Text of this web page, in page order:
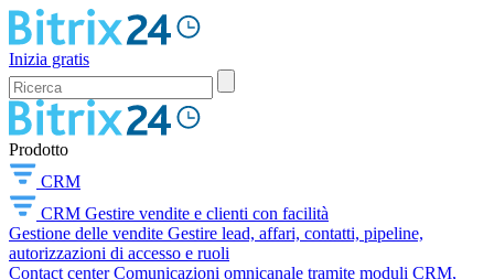
Inizia gratis
Prodotto
CRM
CRM Gestire vendite e clienti con facilità
Gestione delle vendite Gestire lead, affari, contatti, pipeline,
autorizzazioni di accesso e ruoli
Contact center Comunicazioni omnicanale tramite moduli CRM,